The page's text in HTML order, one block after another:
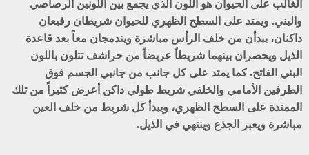
الغالب على الحيوان هو اللون الذي يجمع بين اللونين الرصاصي
والبني. ويمتد على السطح الظهري للحيوان شريطان رفيعان
داكنان، يبدأن من خلف الرأس مباشرة ويندمجان معاً بعد قاعدة
الذيل ويحصران بينهما شريطاً عريضاً من حراشف تتلون باللون
البني الفاتح. كما يمتد على كل جانب من جانبي الجسم فوق
الطرفين الأمامي والخلفي شريط طولي داكن أعرض كثيراً من تلك
الممتدة على السطح الظهري، ويبدأ كل شريط من خلف العين
مباشرة ويعبر الجذع وينتهي في الذيل.